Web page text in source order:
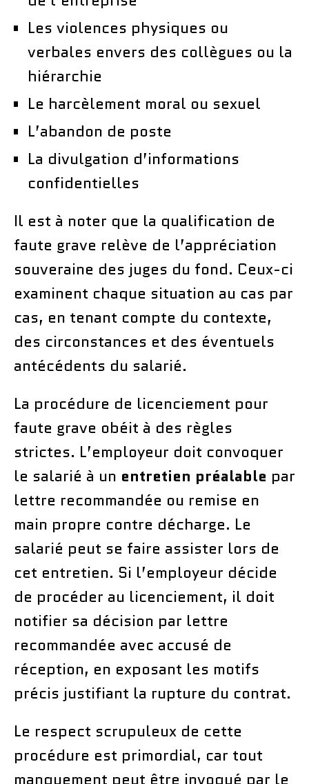
Les violences physiques ou
verbales envers des collègues ou la
hiérarchie
Le harcèlement moral ou sexuel
L’abandon de poste
La divulgation d’informations
confidentielles
Il est à noter que la qualification de
faute grave relève de l’appréciation
souveraine des juges du fond. Ceux-ci
examinent chaque situation au cas par
cas, en tenant compte du contexte,
des circonstances et des éventuels
antécédents du salarié.
La procédure de licenciement pour
faute grave obéit à des règles
strictes. L’employeur doit convoquer
le salarié à un entretien préalable par
lettre recommandée ou remise en
main propre contre décharge. Le
salarié peut se faire assister lors de
cet entretien. Si l’employeur décide
de procéder au licenciement, il doit
notifier sa décision par lettre
recommandée avec accusé de
réception, en exposant les motifs
précis justifiant la rupture du contrat.
Le respect scrupuleux de cette
procédure est primordial, car tout
manquement peut être invoqué par le